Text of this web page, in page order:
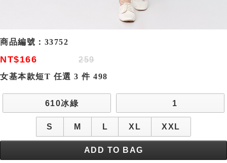
商品編號： 33752
NT$166
259
女基本款短T 任選 3 件 498
610冰綠 1
S M L XL XXL
ADD TO BAG